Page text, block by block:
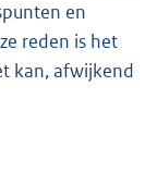
en
reden is het
kan, afwijkend